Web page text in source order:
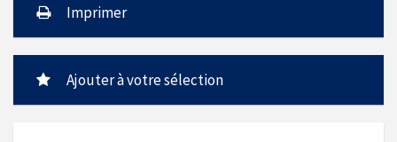
Imprimer
Ajouter à votre sélection